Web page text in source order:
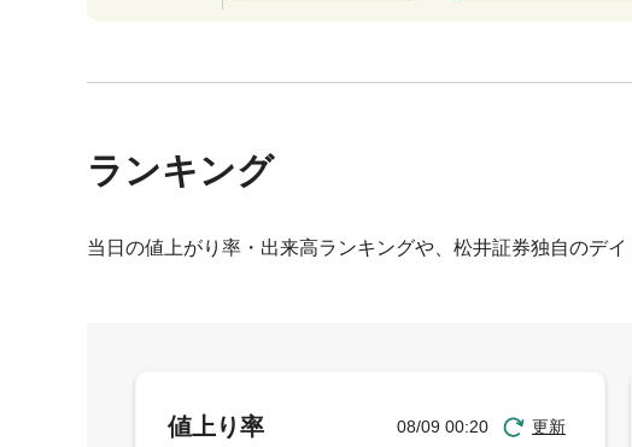
ランキング
当日の値上がり率・出来高ランキングや、松井証券独自のデ